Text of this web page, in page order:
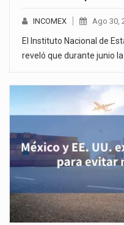
INCOMEX Ago 30,
El Instituto Nacional de
reveló que durante junio